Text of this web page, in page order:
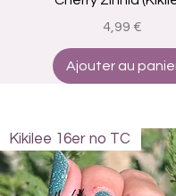
Prix
4,99 €
Ajouter au
Kikilee 16er no TC